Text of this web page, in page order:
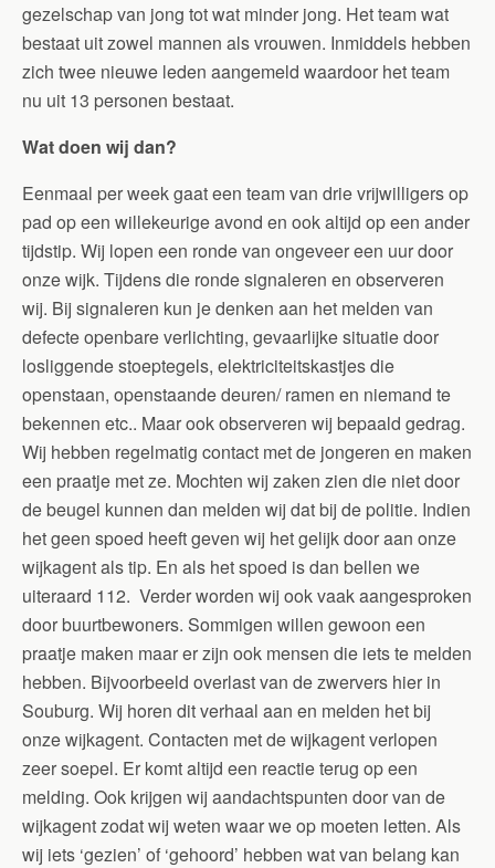
gezelschap van jong tot wat minder jong. Het team wat
bestaat uit zowel mannen als vrouwen. Inmiddels hebben
zich twee nieuwe leden aangemeld waardoor het team
nu uit 13 personen bestaat.
Wat doen wij dan?
Eenmaal per week gaat een team van drie vrijwilligers op
pad op een willekeurige avond en ook altijd op een ander
tijdstip. Wij lopen een ronde van ongeveer een uur door
onze wijk. Tijdens die ronde signaleren en observeren
wij. Bij signaleren kun je denken aan het melden van
defecte openbare verlichting, gevaarlijke situatie door
losliggende stoeptegels, elektriciteitskastjes die
openstaan, openstaande deuren/ ramen en niemand te
bekennen etc.. Maar ook observeren wij bepaald gedrag.
Wij hebben regelmatig contact met de jongeren en maken
een praatje met ze. Mochten wij zaken zien die niet door
de beugel kunnen dan melden wij dat bij de politie. Indien
het geen spoed heeft geven wij het gelijk door aan onze
wijkagent als tip. En als het spoed is dan bellen we
uiteraard 112. Verder worden wij ook vaak aangesproken
door buurtbewoners. Sommigen willen gewoon een
praatje maken maar er zijn ook mensen die iets te melden
hebben. Bijvoorbeeld overlast van de zwervers hier in
Souburg. Wij horen dit verhaal aan en melden het bij
onze wijkagent. Contacten met de wijkagent verlopen
zeer soepel. Er komt altijd een reactie terug op een
melding. Ook krijgen wij aandachtspunten door van de
wijkagent zodat wij weten waar we op moeten letten. Als
wij iets ‘gezien’ of ‘gehoord’ hebben wat van belang kan